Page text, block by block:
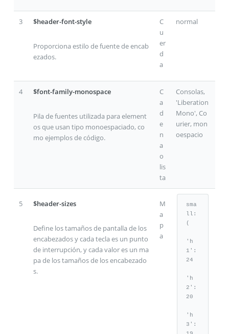
3 $header-font-style
Proporciona estilo de fuente de encab
ezados.
C
u
er
d
a
normal
4 $font-family-monospace
Pila de fuentes utilizada para element
os que usan tipo monoespaciado, co
mo ejemplos de código.
C
a
d
e
n
a
o
lis
ta
Consolas,
'Liberation
Mono', Co
urier, mon
oespacio
5 $header-sizes
Define los tamaños de pantalla de los
encabezados y cada tecla es un punto
de interrupción, y cada valor es un ma
pa de los tamaños de los encabezado
s.
M
a
p
a
sma
ll:
(
'h
1':
24
'h
2':
20
'h
3':